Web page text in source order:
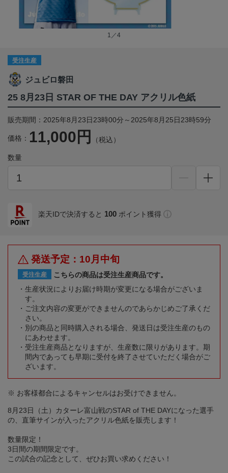
1／4
受注生産
ジュビロ磐田
25 8月23日 STAR OF THE DAY アクリル色紙
販売期間：2025年8月23日23時00分～2025年8月25日23時59分
価格： 11,000円 （税込）
数量
楽天IDで決済すると 100 ポイント獲得
発送予定：10月中旬
受注生産
こちらの商品は受注生産商品です。
生産状況によりお届け時期が変更になる場合がございま
す。
ご注文内容の変更ができませんのであらかじめご了承くだ
さい。
別の商品と同時購入される場合、発送日は受注生産のもの
にあわせます。
受注生産商品となりますが、生産数に限りがあります。期
間内であっても早期に受付を終了させていただく場合がご
ざいます。
※ お客様都合によるキャンセルはお受けできません。
8月23日（土）カターレ富山戦のSTAR of THE DAYになった選手
の、直筆サインが入ったアクリル色紙を販売します！
数量限定！
3日間の期間限定です。
この試合の記念として、ぜひお買い求めください！